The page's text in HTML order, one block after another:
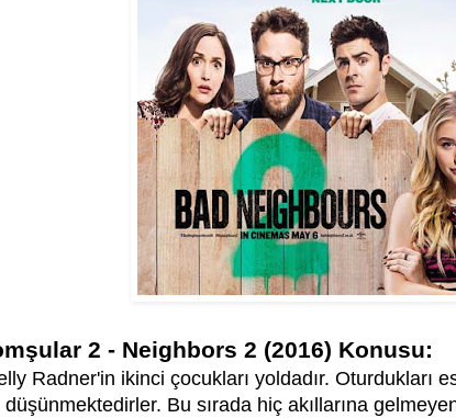
2 - Neighbors 2 (2016) Konusu:
Radner'in ikinci çocukları yoldadır. Oturdukları
düşünmektedirler. Bu sırada hiç akıllarına